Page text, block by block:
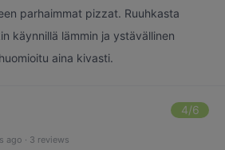
parhaimmat pizzat. Ruuhkasta
käynnillä lämmin ja ystävällinen
aina kivasti.
4/6
ago · 3 reviews